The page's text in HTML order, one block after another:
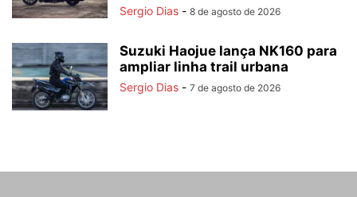
Sergio Dias - 8 de agosto de 2026
Suzuki Haojue lança NK160 para
ampliar linha trail urbana
Sergio Dias - 7 de agosto de 2026